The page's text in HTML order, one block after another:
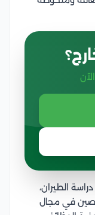
الطيران،
في مجال